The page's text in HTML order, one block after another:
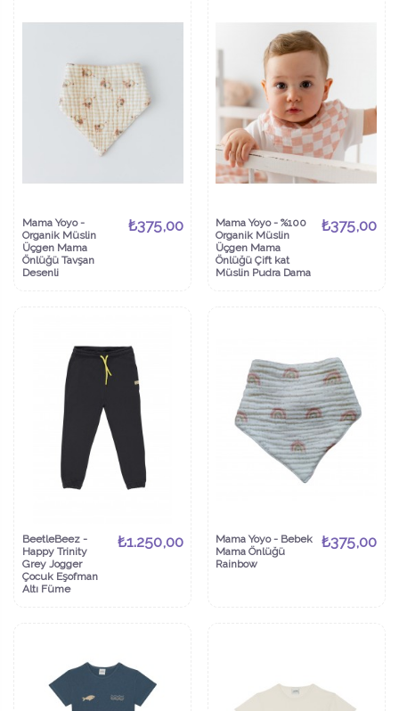
Mama Yoyo -
Organik Müslin
Üçgen Mama
Önlüğü Tavşan
Desenli
₺375,00
Mama Yoyo - %100
Organik Müslin
Üçgen Mama
Önlüğü Çift kat
Müslin Pudra Dama
₺375,00
BeetleBeez -
Happy Trinity
Grey Jogger
Çocuk Eşofman
Altı Füme
₺1.250,00
Mama Yoyo - Bebek
Mama Önlüğü
Rainbow
₺375,00